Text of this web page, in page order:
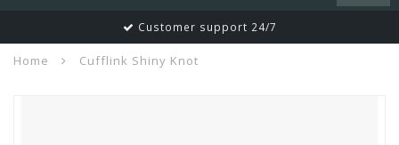
Customer support 24/7
Home Cufflink Shiny Knot